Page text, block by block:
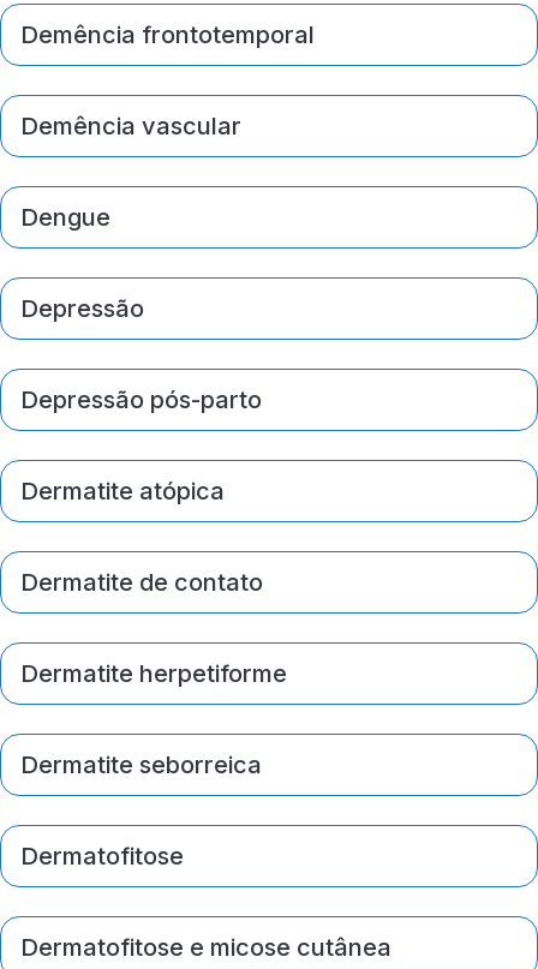
Demência frontotemporal
Demência vascular
Dengue
Depressão
Depressão pós-parto
Dermatite atópica
Dermatite de contato
Dermatite herpetiforme
Dermatite seborreica
Dermatofitose
Dermatofitose e micose cutânea